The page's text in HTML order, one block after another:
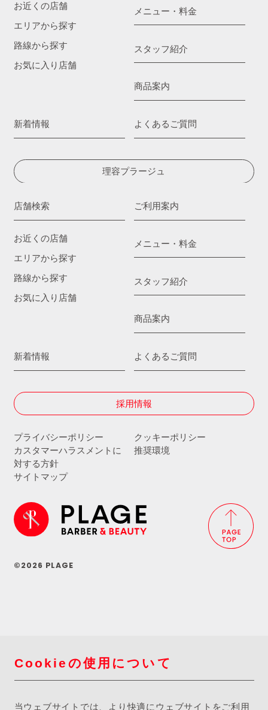
お近くの店舗
エリアから探す
路線から探す
お気に入り店舗
メニュー・料金
スタッフ紹介
商品案内
新着情報 よくあるご質問
理容プラージュ
店舗検索
お近くの店舗
エリアから探す
路線から探す
お気に入り店舗
ご利用案内
メニュー・料金
スタッフ紹介
商品案内
新着情報 よくあるご質問
採用情報
プライバシーポリシー
クッキーポリシー
カスタマーハラスメントに
対する方針
推奨環境
サイトマップ
©2026 PLAGE
Cookieの使用について
当ウェブサイトでは、より快適にウェブサイトをご利用